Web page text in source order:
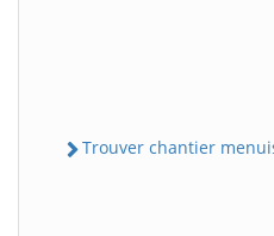
Trouver chantier